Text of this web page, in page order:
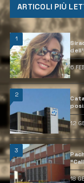
ARTICOLI PIÙ
1
6
2
12
3
18